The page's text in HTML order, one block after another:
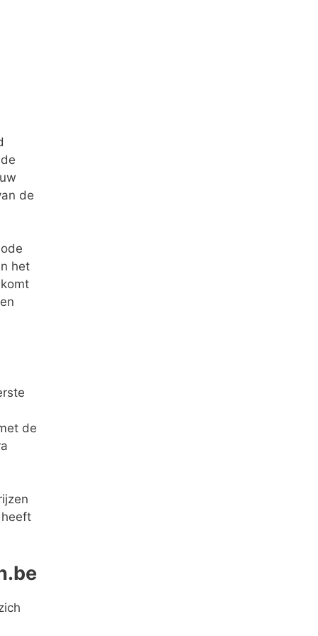
de
het
de